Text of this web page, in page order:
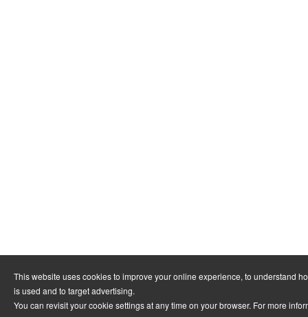
This website uses cookies to improve your online experience, to understand
is used and to target advertising.
You can revisit your cookie settings at any time on your browser. For more